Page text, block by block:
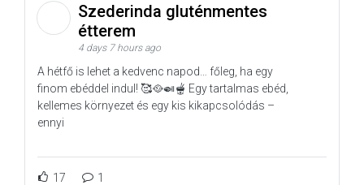
Szederinda gluténmentes
étterem
4 days 7 hours ago
A hétfő is lehet a kedvenc napod… főleg, ha egy
finom ebéddel indul! 🥰🥘🍛🫕 Egy tartalmas ebéd,
kellemes környezet és egy kis kikapcsolódás –
ennyi
17 1